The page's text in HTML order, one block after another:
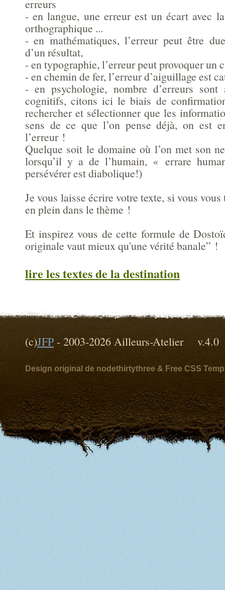
erreurs
- en langue, une erreur est un écart avec
orthographique ...
- en mathématiques, l’erreur peut être
d’un résultat,
- en typographie, l’erreur peut provoquer un
- en chemin de fer, l’erreur d’aiguillage est
- en psychologie, nombre d’erreurs sont
cognitifs, citons ici le biais de
rechercher et sélectionner que les
sens de ce que l’on pense déjà, on est
l’erreur !
Quelque soit le domaine où l’on met son
lorsqu’il y a de l’humain, « errare
persévérer est diabolique!)
Je vous laisse écrire votre texte, si vous
en plein dans le thème !
Et inspirez vous de cette formule de
originale vaut mieux qu'une vérité banale” !
lire les textes de la destination
(c)JFP - 2003-2026 Ailleurs-Atelier
Design original de nodethirtythree & Free CSS